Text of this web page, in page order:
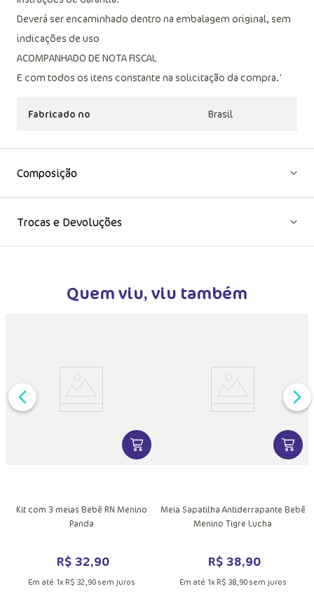
Deverá ser encaminhado dentro na embalagem original, sem
indicações de uso
ACOMPANHADO DE NOTA FISCAL
E com todos os itens constante na solicitação da compra.'
Fabricado no Brasil
Composição
Trocas e Devoluções
Quem viu, viu também
INFORMAÇÕES DO PRODUTO
VER MAIS INFORMAÇÕES DO
Kit com 3 meias Bebê RN Menino
Panda
R$ 32,90
Em até 1x R$ 32,90sem juros
VER
Meia Sapatilha Antiderrapante Bebê
Menino Tigre Lucha
R$ 38,90
Em até 1x R$ 38,90sem juros